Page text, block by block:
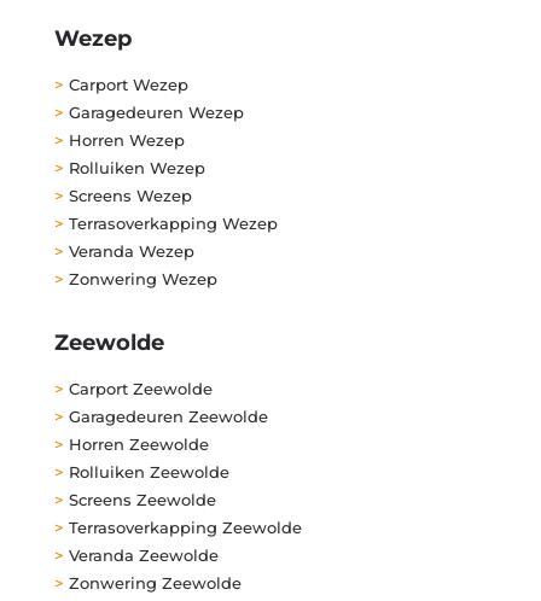
Wezep
> Carport Wezep
> Garagedeuren Wezep
> Horren Wezep
> Rolluiken Wezep
> Screens Wezep
> Terrasoverkapping Wezep
> Veranda Wezep
> Zonwering Wezep
Zeewolde
> Carport Zeewolde
> Garagedeuren Zeewolde
> Horren Zeewolde
> Rolluiken Zeewolde
> Screens Zeewolde
> Terrasoverkapping Zeewolde
> Veranda Zeewolde
> Zonwering Zeewolde